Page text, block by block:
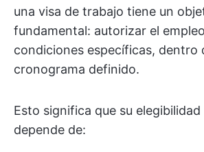
una visa de trabajo tiene un
fundamental: autorizar el
condiciones específicas, dentro
cronograma definido.
Esto significa que su elegibilidad
depende de: